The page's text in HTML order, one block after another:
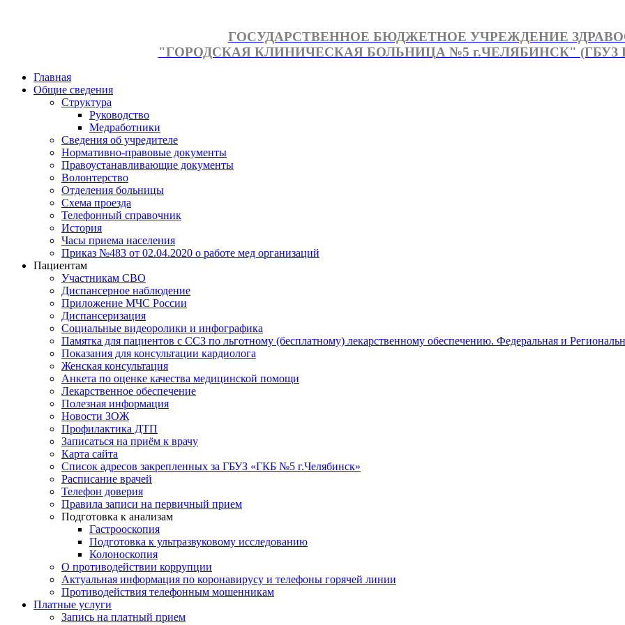
ГОСУДАРСТВЕННОЕ БЮДЖЕТНОЕ УЧРЕЖДЕНИЕ
"ГОРОДСКАЯ КЛИНИЧЕСКАЯ БОЛЬНИЦА №5 г.ЧЕЛЯБИНСК" (ГБУЗ
Главная
Общие сведения
Структура
Руководство
Медработники
Сведения об учредителе
Нормативно-правовые документы
Правоустанавливающие документы
Волонтерство
Отделения больницы
Схема проезда
Телефонный справочник
История
Часы приема населения
Приказ №483 от 02.04.2020 о работе мед организаций
Пациентам
Участникам СВО
Диспансерное наблюдение
Приложение МЧС России
Диспансеризация
Социальные видеоролики и инфографика
Памятка для пациентов с ССЗ по льготному (бесплатному) лекарственному обеспечению. Федеральная и
Показания для консультации кардиолога
Женская консультация
Анкета по оценке качества медицинской помощи
Лекарственное обеспечение
Полезная информация
Новости ЗОЖ
Профилактика ДТП
Записаться на приём к врачу
Карта сайта
Список адресов закрепленных за ГБУЗ «ГКБ №5 г.Челябинск»
Расписание врачей
Телефон доверия
Правила записи на первичный прием
Подготовка к анализам
Гастрооскопия
Подготовка к ультразвуковому исследованию
Колоноскопия
О противодействии коррупции
Актуальная информация по коронавирусу и телефоны горячей линии
Противодействия телефонным мошенникам
Платные услуги
Запись на платный прием